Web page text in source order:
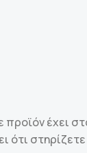
έχει
ότι